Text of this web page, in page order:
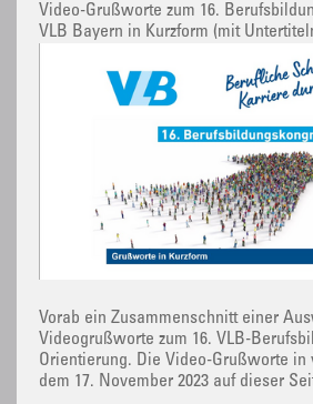
Video-Grußworte zum 16.
VLB Bayern in Kurzform (mit
Vorab ein Zusammenschnitt einer
Videogrußworte zum 16. VLB-
Orientierung. Die Video-Grußworte in
dem 17. November 2023 auf dieser